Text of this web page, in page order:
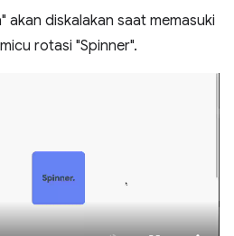
akan diskalakan saat memasuki
rotasi "Spinner".